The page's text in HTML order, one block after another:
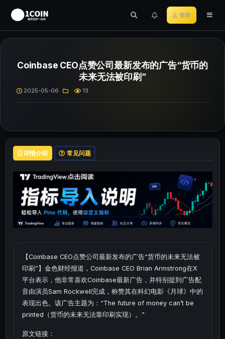
登录
Coinbase CEO点赞公司最新发布的广告“货币的
未来无法被印刷”
2025-05-06 13
详情介绍 常见问题
【Coinbase CEO点赞公司最新发布的广告“货币的未来无法被
印刷”】金色财经报道，Coinbase CEO Brian Armstrong在X
平台表示，他非常喜欢Coinbase最新广告，并特别提到广告配
音由演员Sam Rockwell完成，称赞其在科幻电影《月球》中的
表现出色。该广告主题为：“The future of money can’t be
printed（货币的未来无法靠印刷实现）。”
原文链接：